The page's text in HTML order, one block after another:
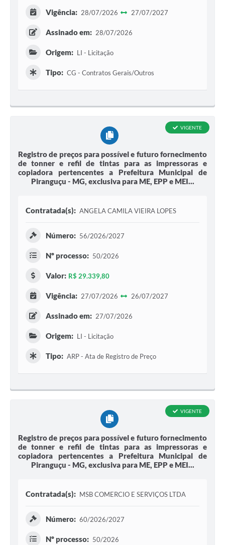
Vigência: 28/07/2026 27/07/2027
Assinado em: 28/07/2026
Origem: LI - Licitação
Tipo: CG - Contratos Gerais/Outros
Registro de preços para possível e futuro fornecimento
de tonner e refil de tintas para as impressoras e
copiadora pertencentes a Prefeitura Municipal de
Piranguçu - MG, exclusiva para ME, EPP e MEI...
VIGENTE
Contratada(s): ANGELA CAMILA VIEIRA LOPES
Número: 56/2026/2027
Nº processo: 50/2026
Valor: R$ 29.339,80
Vigência: 27/07/2026 26/07/2027
Assinado em: 27/07/2026
Origem: LI - Licitação
Tipo: ARP - Ata de Registro de Preço
Registro de preços para possível e futuro fornecimento
de tonner e refil de tintas para as impressoras e
copiadora pertencentes a Prefeitura Municipal de
Piranguçu - MG, exclusiva para ME, EPP e MEI...
VIGENTE
Contratada(s): MSB COMERCIO E SERVIÇOS LTDA
Número: 60/2026/2027
Nº processo: 50/2026